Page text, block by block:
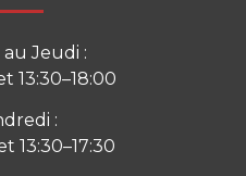
Jeudi :
13:30–18:00
:
13:30–17:30